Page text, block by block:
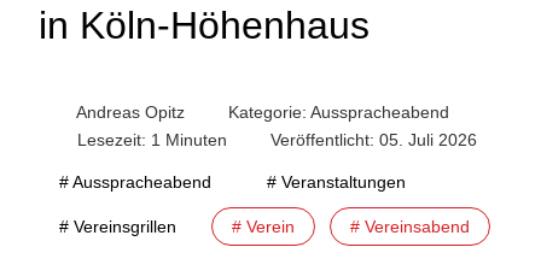
in Köln-Höhenhaus
Andreas Opitz Kategorie: Ausspracheabend
Lesezeit: 1 Minuten
Veröffentlicht: 05. Juli 2026
# Ausspracheabend # Veranstaltungen
# Vereinsgrillen # Verein # Vereinsabend